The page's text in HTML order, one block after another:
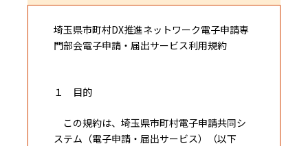
埼玉県市町村DX推進ネットワーク電子申請専
門部会電子申請・届出サービス利用規約
１ 目的
この規約は、埼玉県市町村電子申請共同シ
ステム（電子申請・届出サービス）（以下